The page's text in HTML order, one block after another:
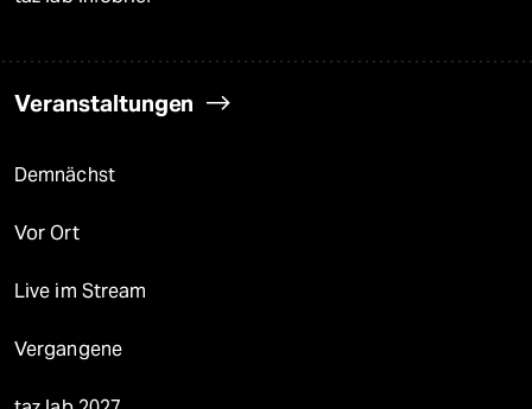
Veranstaltungen
Demnächst
Vor Ort
Live im Stream
Vergangene